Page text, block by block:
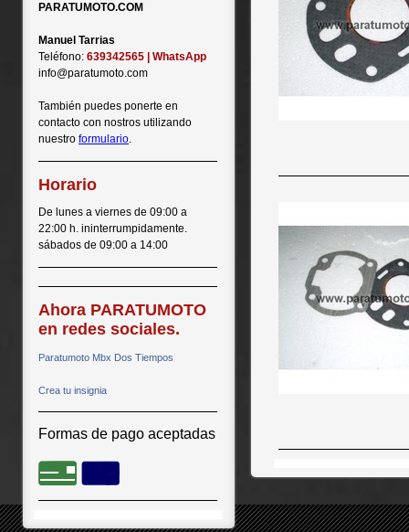
PARATUMOTO.COM
Manuel Tarrias
Teléfono: 639342565 | WhatsApp
info@paratumoto.com
También puedes ponerte en
contacto con nostros utilizando
nuestro formulario.
Horario
De lunes a viernes de 09:00 a
22:00 h. ininterrumpidamente.
sábados de 09:00 a 14:00
Ahora PARATUMOTO
en redes sociales.
Paratumoto Mbx Dos Tiempos
Crea tu insignia
Formas de pago aceptadas